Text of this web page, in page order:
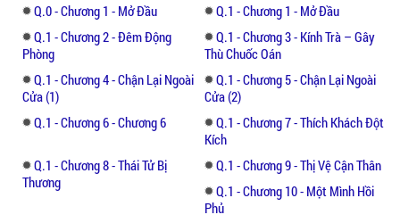
hậu làm chỗ dựa, hắn muốn gặp nàng còn
phải đợi nàng cho phép mới được!
Giựt giây cái đám trắc phi chưa từng gặp
mặt đến tìm nàng gây sự, kết quả bị thái độ
không mặn không nhạt không nóng không
lạnh của nàng làm cho mặt xám mày tro.
Bọn cung nữ thái giám trong Đông cung
đồng loạt phản bội hắn quy hàng quân địch!
Q.0 - Chương 1 - Mở Đầu
Q.1 - Chương 1 - Mở Đầu
Q.1 - Chương 2 - Đêm Động
Phòng
Q.1 - Chương 3 - Kính Trà – Gây
Thù Chuốc Oán
Q.1 - Chương 4 - Chận Lại Ngoài
Cửa (1)
Q.1 - Chương 5 - Chận Lại Ngoài
Cửa (2)
Q.1 - Chương 6 - Chương 6
Q.1 - Chương 7 - Thích Khách Đột
Kích
Q.1 - Chương 8 - Thái Tử Bị
Thương
Q.1 - Chương 9 - Thị Vệ Cận Thân
Q.1 - Chương 10 - Một Mình Hồi
Phủ